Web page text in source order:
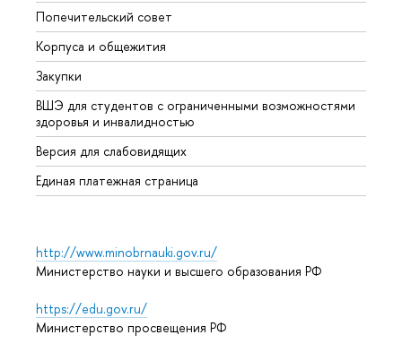
Попечительский совет
Корпуса и общежития
Закупки
ВШЭ для студентов с ограниченными возможностями
здоровья и инвалидностью
Версия для слабовидящих
Единая платежная страница
http://www.minobrnauki.gov.ru/
Министерство науки и высшего образования РФ
https://edu.gov.ru/
Министерство просвещения РФ